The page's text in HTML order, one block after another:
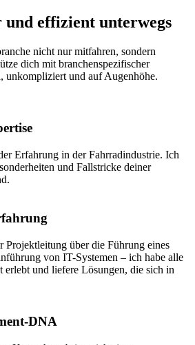
effizient unterwegs
nicht nur mitfahren, sondern
dich mit branchenspezifischer
unkompliziert und auf Augenhöhe.
Erfahrung in der Fahrradindustrie. Ich
und Fallstricke deiner
Projektleitung über die Führung eines
von IT-Systemen – ich habe alle
erlebt und liefere Lösungen, die sich in
DNA